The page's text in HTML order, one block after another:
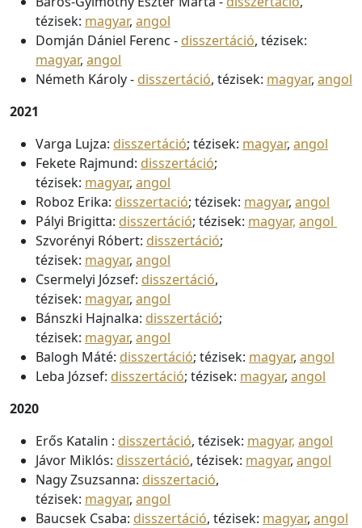
tézisek: magyar, angol
Domján Dániel Ferenc - disszertáció, tézisek:
magyar, angol
Németh Károly - disszertáció, tézisek: magyar, angol
2021
Varga Lujza: disszertáció; tézisek: magyar, angol
Fekete Rajmund: disszertáció;
tézisek: magyar, angol
Roboz Erika: disszertació; tézisek: magyar, angol
Pályi Brigitta: disszertáció; tézisek: magyar, angol
Szvorényi Róbert: disszertáció;
tézisek: magyar, angol
Csermelyi József: disszertáció,
tézisek: magyar, angol
Bánszki Hajnalka: disszertáció;
tézisek: magyar, angol
Balogh Máté: disszertáció; tézisek: magyar, angol
Leba József: disszertáció; tézisek: magyar, angol
2020
Erős Katalin : disszertáció, tézisek: magyar, angol
Jávor Miklós: disszertáció, tézisek: magyar, angol
Nagy Zsuzsanna: disszertació,
tézisek: magyar, angol
Baucsek Csaba: disszertáció, tézisek: magyar, angol